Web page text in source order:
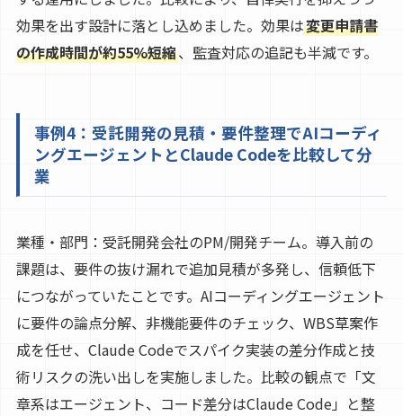
効果を出す設計に落とし込めました。効果は変更申請書
の作成時間が約55%短縮、監査対応の追記も半減です。
事例4：受託開発の見積・要件整理でAIコーディ
ングエージェントとClaude Codeを比較して分
業
業種・部門：受託開発会社のPM/開発チーム。導入前の
課題は、要件の抜け漏れで追加見積が多発し、信頼低下
につながっていたことです。AIコーディングエージェント
に要件の論点分解、非機能要件のチェック、WBS草案作
成を任せ、Claude Codeでスパイク実装の差分作成と技
術リスクの洗い出しを実施しました。比較の観点で「文
章系はエージェント、コード差分はClaude Code」と整